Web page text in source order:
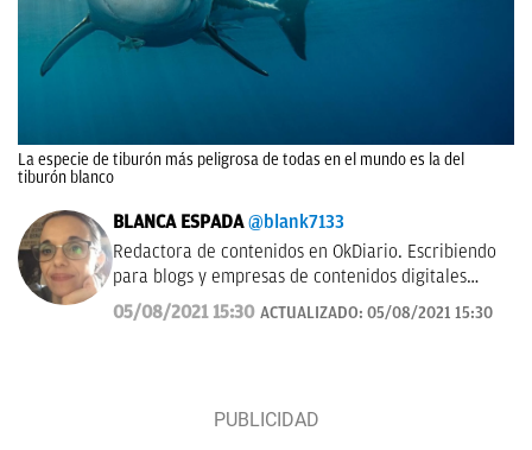
La especie de tiburón más peligrosa de todas en el mundo es la del
tiburón blanco
BLANCA ESPADA @blank7133
Redactora de contenidos en OkDiario. Escribiendo
para blogs y empresas de contenidos digitales
desde 2007.
05/08/2021 15:30 ACTUALIZADO: 05/08/2021 15:30